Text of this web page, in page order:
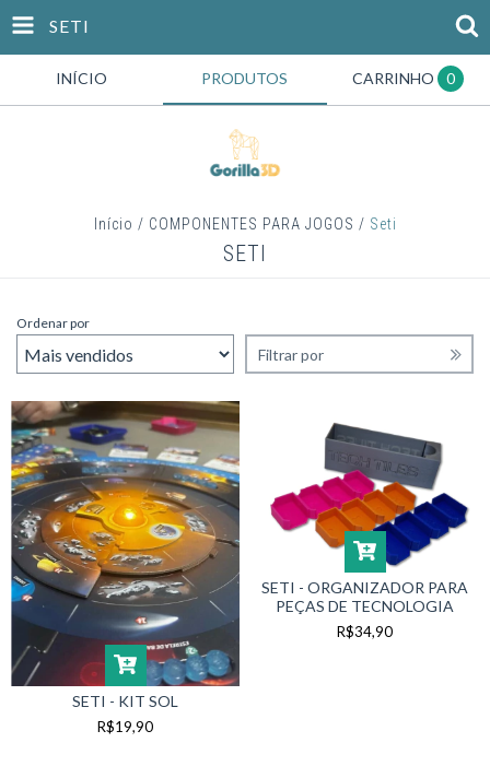
SETI
INÍCIO PRODUTOS CARRINHO 0
Início / COMPONENTES PARA JOGOS / Seti
SETI
Ordenar por
Filtrar por
SETI - KIT SOL
R$19,90
SETI - ORGANIZADOR PARA
PEÇAS DE TECNOLOGIA
R$34,90